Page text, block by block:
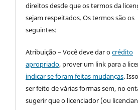
direitos desde que os termos da
sejam respeitados. Os termos são os
seguintes:
Atribuição – Você deve dar ocrédito
apropriado, prover um link para a
indicar se foram feitas mudanças.
ser feito de várias formas sem, no
sugerir que o licenciador (ou